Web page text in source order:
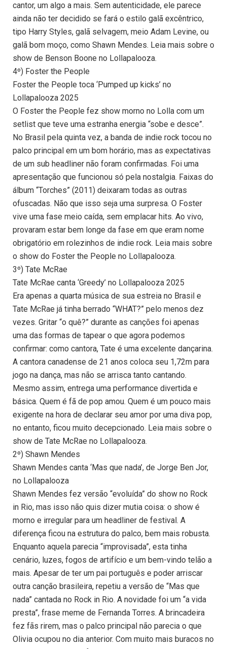
cantor, um algo a mais. Sem autenticidade, ele parece
ainda não ter decidido se fará o estilo galã excêntrico,
tipo Harry Styles, galã selvagem, meio Adam Levine, ou
galã bom moço, como Shawn Mendes. Leia mais sobre o
show de Benson Boone no Lollapalooza.
4º) Foster the People
Foster the People toca ‘Pumped up kicks’ no
Lollapalooza 2025
O Foster the People fez show morno no Lolla com um
setlist que teve uma estranha energia “sobe e desce”.
No Brasil pela quinta vez, a banda de indie rock tocou no
palco principal em um bom horário, mas as expectativas
de um sub headliner não foram confirmadas. Foi uma
apresentação que funcionou só pela nostalgia. Faixas do
álbum “Torches” (2011) deixaram todas as outras
ofuscadas. Não que isso seja uma surpresa. O Foster
vive uma fase meio caída, sem emplacar hits. Ao vivo,
provaram estar bem longe da fase em que eram nome
obrigatório em rolezinhos de indie rock. Leia mais sobre
o show do Foster the People no Lollapalooza.
3º) Tate McRae
Tate McRae canta ‘Greedy’ no Lollapalooza 2025
Era apenas a quarta música de sua estreia no Brasil e
Tate McRae já tinha berrado “WHAT?” pelo menos dez
vezes. Gritar “o quê?” durante as canções foi apenas
uma das formas de tapear o que agora podemos
confirmar: como cantora, Tate é uma excelente dançarina.
A cantora canadense de 21 anos coloca seu 1,72m para
jogo na dança, mas não se arrisca tanto cantando.
Mesmo assim, entrega uma performance divertida e
básica. Quem é fã de pop amou. Quem é um pouco mais
exigente na hora de declarar seu amor por uma diva pop,
no entanto, ficou muito decepcionado. Leia mais sobre o
show de Tate McRae no Lollapalooza.
2º) Shawn Mendes
Shawn Mendes canta ‘Mas que nada’, de Jorge Ben Jor,
no Lollapalooza
Shawn Mendes fez versão “evoluída” do show no Rock
in Rio, mas isso não quis dizer mutia coisa: o show é
morno e irregular para um headliner de festival. A
diferença ficou na estrutura do palco, bem mais robusta.
Enquanto aquela parecia “improvisada”, esta tinha
cenário, luzes, fogos de artifício e um bem-vindo telão a
mais. Apesar de ter um pai português e poder arriscar
outra canção brasileira, repetiu a versão de “Mas que
nada” cantada no Rock in Rio. A novidade foi um “a vida
presta”, frase meme de Fernanda Torres. A brincadeira
fez fãs rirem, mas o palco principal não parecia o que
Olivia ocupou no dia anterior. Com muito mais buracos no